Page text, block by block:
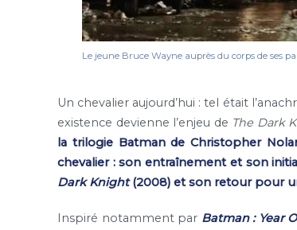
Le jeune Bruce Wayne auprès du corps de ses
Un chevalier aujourd’hui : tel était
existence devienne l’enjeu de The Dark
la trilogie Batman de Christopher
chevalier : son entraînement et son
Dark Knight(2008) et son retour pour
Inspiré notamment par Batman : Year